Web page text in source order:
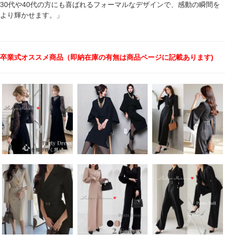
30代や40代の方にも喜ばれるフォーマルなデザインで、感動の瞬間を
より輝かせます。」
卒業式オススメ商品（即納在庫の有無は商品ページに記載あります)